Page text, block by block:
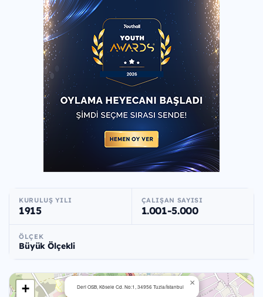
KURULUŞ YILI
1915
ÇALIŞAN SAYISI
1.001-5.000
ÖLÇEK
Büyük Ölçekli
Deri OSB, Kösele Cd. No:1, 34956 Tuzla/İstanbul ×
+